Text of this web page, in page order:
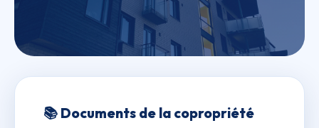
2 GEORGES FRIER
📚 Documents de la copropriété